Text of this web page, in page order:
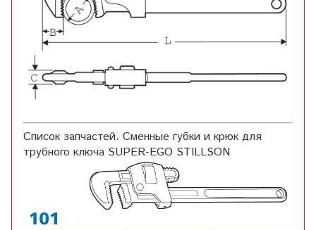
Список запчастей. Сменные губки и крюк для
трубного ключа SUPER-EGO STILLSON